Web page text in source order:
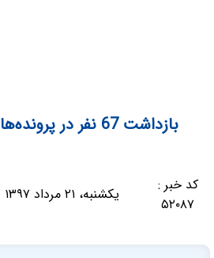
بازداشت 67 نفر در پرونده‌های اقتصادی اخیر
کد خبر :
۵۲۰۸۷
یکشنبه، ۲۱ مرداد ۱۳۹۷ - ۲۱:۰۰:۰۸